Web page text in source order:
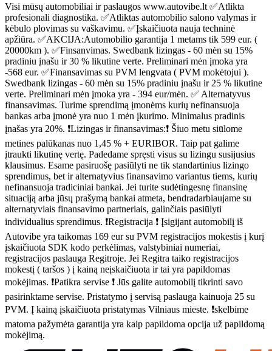
Visi mūsų automobiliai ir paslaugos www.autovibe.lt ✅Atlikta
profesionali diagnostika. ✅Atliktas automobilio salono valymas ir
kėbulo plovimas su vaškavimu. ✅Įskaičiuota nauja techninė
apžiūra. ✅AKCIJA:Automobilio garantija 1 metams tik 599 eur. (
20000km ). ✅Finsanvimas. Swedbank lizingas - 60 mėn su 15%
pradiniu įnašu ir 30 % likutine verte. Preliminari mėn įmoka yra
-568 eur. ✅Finansavimas su PVM lengvata ( PVM mokėtojui ).
Swedbank lizingas - 60 mėn su 15% pradiniu įnašu ir 25 % likutine
verte. Preliminari mėn įmoka yra - 394 eur/mėn. ✅ Alternatyvus
finansavimas. Turime sprendimą įmonėms kurių nefinansuoja
bankas arba įmonė yra nuo 1 mėn įkurimo. Minimalus pradinis
įnašas yra 20%. ❗Lizingas ir finansavimas:❗ Šiuo metu siūlome
metines palūkanas nuo 1,45 % + EURIBOR. Taip pat galime
įtraukti likutinę vertę. Padedame spręsti visus su lizingu susijusius
klausimus. Esame pasiruošę pasiūlyti ne tik standartinius lizingo
sprendimus, bet ir alternatyvius finansavimo variantus tiems, kurių
nefinansuoja tradiciniai bankai. Jei turite sudėtingesnę finansinę
situaciją arba jūsų prašymą bankai atmeta, bendradarbiaujame su
alternatyviais finansavimo partneriais, galinčiais pasiūlyti
individualius sprendimus. ❗Registracija ❗ Įsigijant automobilį iš
Autovibe yra taikomas 169 eur su PVM registracijos mokestis į kurį
įskaičiuota SDK kodo perkėlimas, valstybiniai numeriai,
registracijos paslauga Regitroje. Jei Regitra taiko registracijos
mokestį ( taršos ) į kainą neįskaičiuota ir tai yra papildomas
mokėjimas. ❗Patikra servise ❗ Jūs galite automobilį tikrinti savo
pasirinktame servise. Pristatymo į servisą paslauga kainuoja 25 su
PVM. Į kainą įskaičiuota pristatymas Vilniaus mieste. ❗skelbime
matoma pažymėta garantija yra kaip papildoma opcija už papildomą
mokėjimą.